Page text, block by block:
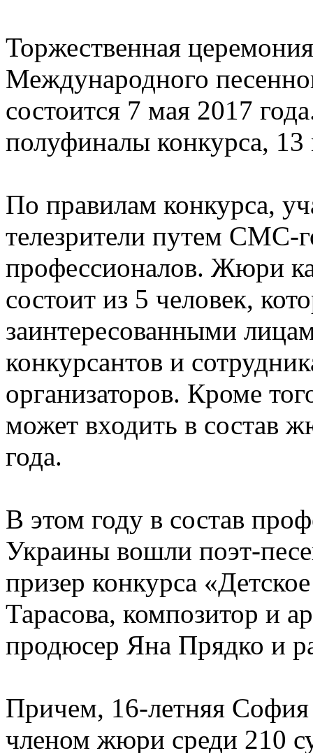
Торжественная
Международного
состоится 7 мая 2017
полуфиналы конкурса,
По правилам конкурса,
телезрители путем СМС-
профессионалов. Жюри
состоит из 5 человек,
заинтересованными
конкурсантов и
организаторов. Кроме
может входить в состав
года.
В этом году в состав
Украины вошли поэт-
призер конкурса
Тарасова, композитор и
продюсер Яна Прядко и
Причем, 16-летняя
членом жюри среди 210